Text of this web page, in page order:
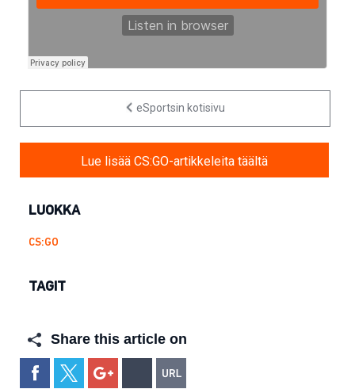
eSportsin kotisivu
Lue lisää CS:GO-artikkeleita täältä
LUOKKA
CS:GO
TAGIT
Share this article on